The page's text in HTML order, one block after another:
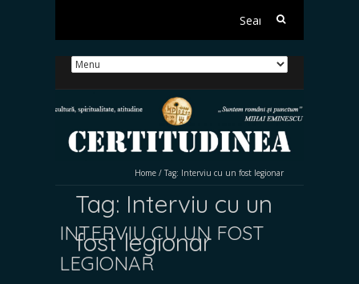
Search
Home / Tag: Interviu cu un fost legionar
Tag: Interviu cu un
fost legionar
INTERVIU CU UN FOST
LEGIONAR